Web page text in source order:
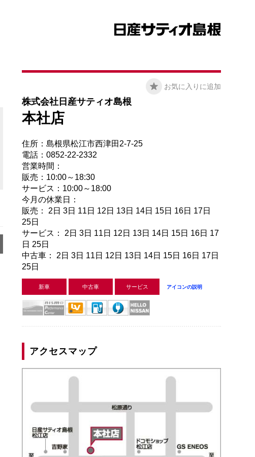
お気に入りに追加
株式会社日産サティオ島根
本社店
住所：島根県松江市西津田2-7-25
電話：0852-22-2332
営業時間：
販売：10:00～18:30
サービス：10:00～18:00
今月の休業日：
販売： 2日 3日 11日 12日 13日 14日 15日 16日 17日
25日
サービス： 2日 3日 11日 12日 13日 14日 15日 16日 17
日 25日
中古車： 2日 3日 11日 12日 13日 14日 15日 16日 17日
25日
新車 中古車 サービス アイコンの説明
アクセスマップ